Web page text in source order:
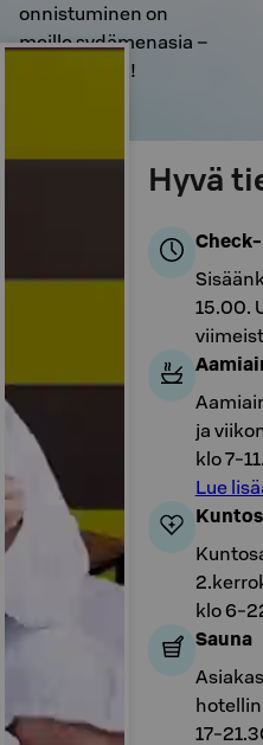
onnistuminen on
meille sydämenasia –
Take a Break!
Hyvä
15.00.
ja
klo 7-11.
Lue
klo 6-
Sauna
17-